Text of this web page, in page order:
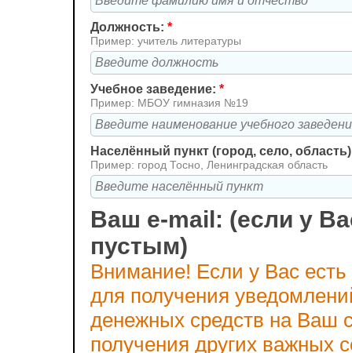
Должность: *
Пример: учитель литературы
Учебное заведение: *
Пример: МБОУ гимназия №19
Населённый пункт (город, село,
Пример: город Тосно, Ленинградская область
Ваш e-mail: (если у
пустым)
Внимание! Если у Вас
для получения
денежных средств на Ваш
получения других важных